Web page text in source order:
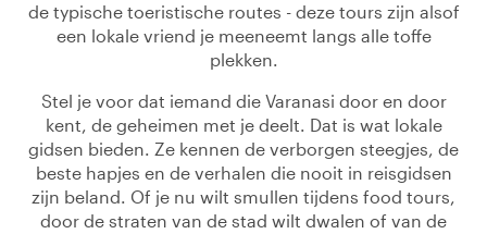
de typische toeristische routes - deze tours zijn alsof
een lokale vriend je meeneemt langs alle toffe
plekken.
Stel je voor dat iemand die Varanasi door en door
kent, de geheimen met je deelt. Dat is wat lokale
gidsen bieden. Ze kennen de verborgen steegjes, de
beste hapjes en de verhalen die nooit in reisgidsen
zijn beland. Of je nu wilt smullen tijdens food tours,
door de straten van de stad wilt dwalen of van de